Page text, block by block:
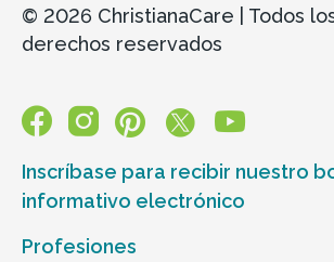
© 2026 ChristianaCare | Todos
derechos reservados
Inscríbase para recibir nuestro
informativo electrónico
Profesiones